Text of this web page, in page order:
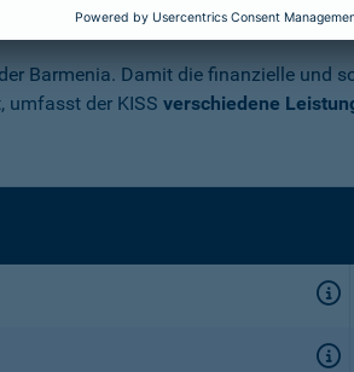
Barmenia. Damit die finanzielle und
der KISS verschiedene